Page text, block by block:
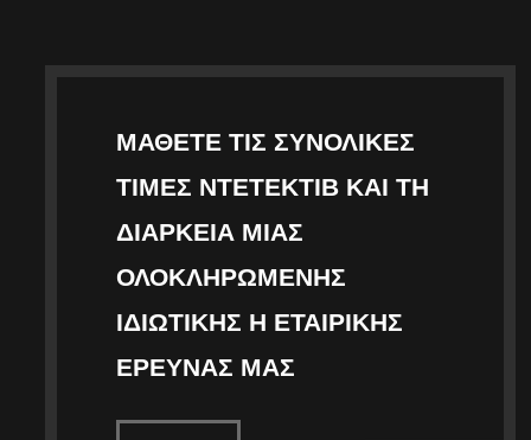
ΜΆΘΕΤΕ ΤΙΣ ΣΥΝΟΛΙΚΈΣ
ΤΙΜΈΣ ΝΤΕΤΈΚΤΙΒ ΚΑΙ ΤΗ
ΔΙΆΡΚΕΙΑ ΜΙΑΣ
ΟΛΟΚΛΗΡΩΜΈΝΗΣ
ΙΔΙΩΤΙΚΉΣ Η ΕΤΑΙΡΙΚΉΣ
ΈΡΕΥΝΑΣ ΜΑΣ